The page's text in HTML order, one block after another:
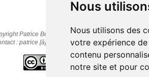
Nous
Nous utilisons des
votre expérience
contenu
notre site et pour
Patrice Bernard © 2010-2025
: patrice [à] cestpasmonidee.fr